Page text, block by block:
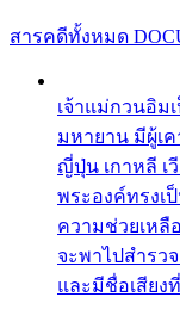
สารคดีทั้งหมด
เจ้าแม่กวนอิม
มหายาน มีผู้เ
ญี่ปุ่น เกาหลี เ
พระองค์ทรง
ความช่วยเหลื
จะพาไปสำรว
และมีชื่อเสียง